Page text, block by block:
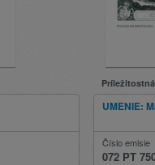
UMENIE:
Číslo emisie
072 PT